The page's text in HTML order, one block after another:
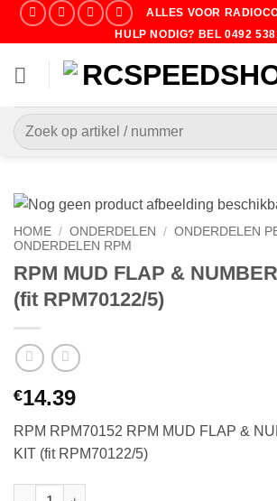
ALLES VOOR
HULP NODIG? BEL 0492
Zoeken
naar:
HOME / ONDERDELEN / ONDERDELEN
ONDERDELEN RPM
RPM MUD FLAP &
(fit RPM70122/5)
€14.39
RPM RPM70152 RPM MUD FLAP &
KIT (fit RPM70122/5)
RPM MUD FLAP & NUMBER PLATE KIT (fit